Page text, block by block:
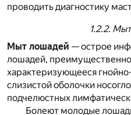
проводить диагностику
1.2.2.
Мыт лошадей — острое
лошадей,
характеризующееся
слизистой оболочки
подчелюстных
Болеют молодые